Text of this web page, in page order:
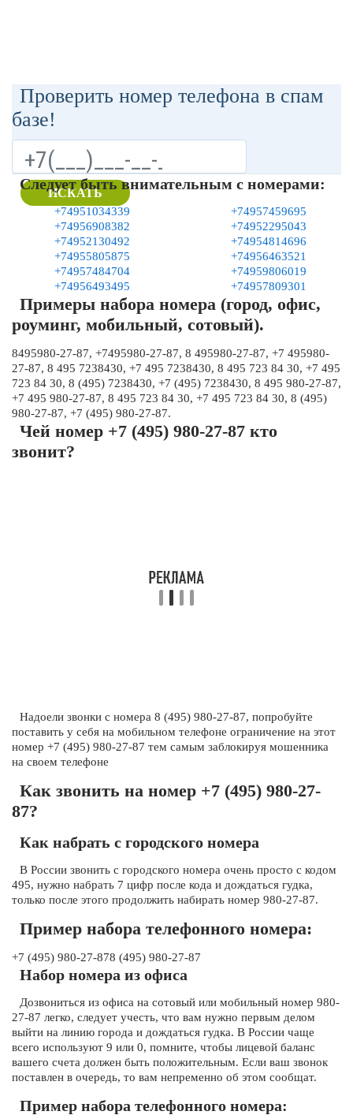
Проверить номер телефона в спам
базе!
ИСКАТЬ
Следует быть внимательным с номерами:
+74951034339
+74957459695
+74956908382
+74952295043
+74952130492
+74954814696
+74955805875
+74956463521
+74957484704
+74959806019
+74956493495
+74957809301
Примеры набора номера (город, офис,
роуминг, мобильный, сотовый).
8495980-27-87, +7495980-27-87, 8 495980-27-87, +7 495980-
27-87, 8 495 7238430, +7 495 7238430, 8 495 723 84 30, +7 495
723 84 30, 8 (495) 7238430, +7 (495) 7238430, 8 495 980-27-87,
+7 495 980-27-87, 8 495 723 84 30, +7 495 723 84 30, 8 (495)
980-27-87, +7 (495) 980-27-87.
Чей номер +7 (495) 980-27-87 кто
звонит?
Надоели звонки с номера 8 (495) 980-27-87, попробуйте
поставить у себя на мобильном телефоне ограничение на этот
номер +7 (495) 980-27-87 тем самым заблокируя мошенника
на своем телефоне
Как звонить на номер +7 (495) 980-27-
87?
Как набрать с городского номера
В России звонить с городского номера очень просто с кодом
495, нужно набрать 7 цифр после кода и дождаться гудка,
только после этого продолжить набирать номер 980-27-87.
Пример набора телефонного номера:
+7 (495) 980-27-878 (495) 980-27-87
Набор номера из офиса
Дозвониться из офиса на сотовый или мобильный номер 980-
27-87 легко, следует учесть, что вам нужно первым делом
выйти на линию города и дождаться гудка. В России чаще
всего используют 9 или 0, помните, чтобы лицевой баланс
вашего счета должен быть положительным. Если ваш звонок
поставлен в очередь, то вам непременно об этом сообщат.
Пример набора телефонного номера: